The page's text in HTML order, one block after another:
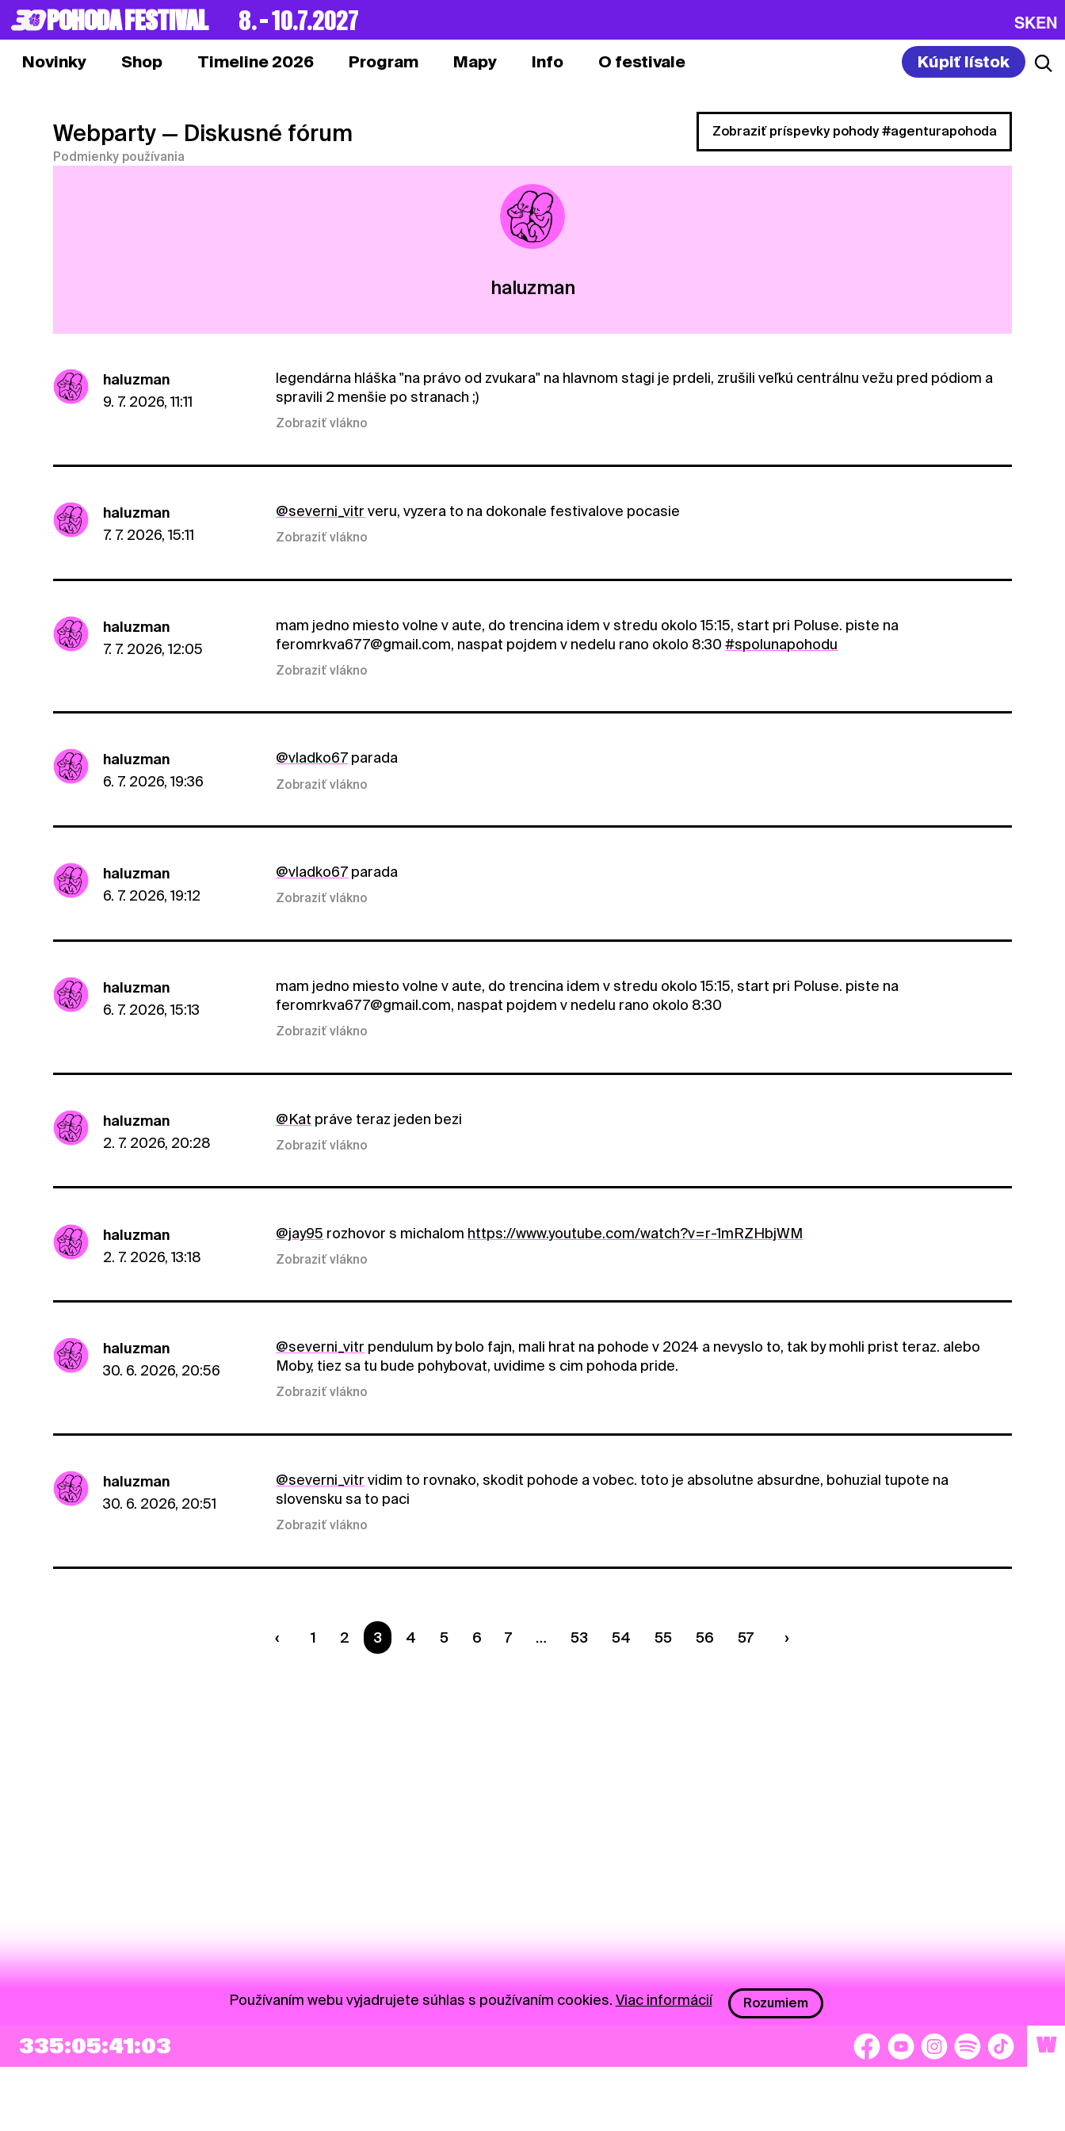
POHODA FESTIVAL 8. – 10.7.2027 SKEN
Novinky Shop Timeline 2026 Program Mapy Info O festivale Kúpiť lístok
Webparty — Diskusné fórum
Podmienky používania
Zobraziť príspevky pohody #agenturapohoda
haluzman
haluzman
9. 7. 2026, 11:11
legendárna hláška "na právo od zvukara" na hlavnom stagi je prdeli, zrušili veľkú centrálnu vežu pred pódiom a
spravili 2 menšie po stranach ;)
Zobraziť vlákno
haluzman
7. 7. 2026, 15:11
@severni_vitr veru, vyzera to na dokonale festivalove pocasie
Zobraziť vlákno
haluzman
7. 7. 2026, 12:05
mam jedno miesto volne v aute, do trencina idem v stredu okolo 15:15, start pri Poluse. piste na
feromrkva677@gmail.com, naspat pojdem v nedelu rano okolo 8:30#spolunapohodu
Zobraziť vlákno
haluzman
6. 7. 2026, 19:36
@vladko67 parada
Zobraziť vlákno
haluzman
6. 7. 2026, 19:12
@vladko67 parada
Zobraziť vlákno
haluzman
6. 7. 2026, 15:13
mam jedno miesto volne v aute, do trencina idem v stredu okolo 15:15, start pri Poluse. piste na
feromrkva677@gmail.com, naspat pojdem v nedelu rano okolo 8:30
Zobraziť vlákno
haluzman
2. 7. 2026, 20:28
@Kat práve teraz jeden bezi
Zobraziť vlákno
haluzman
2. 7. 2026, 13:18
@jay95 rozhovor s michalom https://www.youtube.com/watch?v=r-1mRZHbjWM
Zobraziť vlákno
haluzman
30. 6. 2026, 20:56
@severni_vitr pendulum by bolo fajn, mali hrat na pohode v 2024 a nevyslo to, tak by mohli prist teraz. alebo
Moby, tiez sa tu bude pohybovat, uvidime s cim pohoda pride.
Zobraziť vlákno
haluzman
30. 6. 2026, 20:51
@severni_vitr vidim to rovnako, skodit pohode a vobec. toto je absolutne absurdne, bohuzial tupote na
slovensku sa to paci
Zobraziť vlákno
1 2 Ste na strane
3 4 5 6 7 53 54 55 56 57
335:05:41:02 W
Používaním webu vyjadrujete súhlas s používaním cookies. Viac informácií Rozumiem